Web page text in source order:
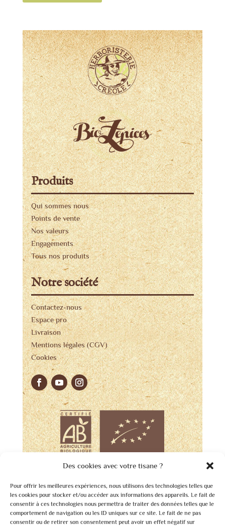
Des cookies avec votre tisane ?
Pour offrir les meilleures expériences, nous utilisons des technologies telles que
les cookies pour stocker et/ou accéder aux informations des appareils. Le fait de
consentir à ces technologies nous permettra de traiter des données telles que le
comportement de navigation ou les ID uniques sur ce site. Le fait de ne pas
consentir ou de retirer son consentement peut avoir un effet négatif sur
Produits
Qui sommes nous
Points de vente
Nos valeurs
Engagements
Tous nos produits
Notre société
Contactez-nous
Espace pro
Livraison
Mentions légales (CGV)
Cookies